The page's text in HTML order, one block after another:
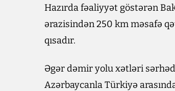
Hazırda fəaliyyət göstərən
ərazisindən 250 km məsafə
qısadır.
Əgər dəmir yolu xətləri
Azərbaycanla Türkiyə